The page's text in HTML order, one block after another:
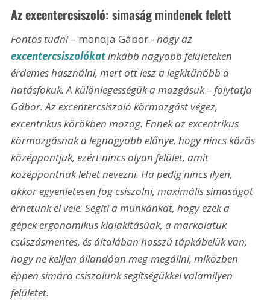
Az excentercsiszoló: simaság mindenek felett
Fontos tudni – mondja Gábor - hogy az
excentercsiszolókat inkább nagyobb felületeken
érdemes használni, mert ott lesz a legkitűnőbb a
hatásfokuk. A különlegességük a mozgásuk – folytatja
Gábor. Az excentercsiszoló körmozgást végez,
excentrikus körökben mozog. Ennek az excentrikus
körmozgásnak a legnagyobb előnye, hogy nincs közös
középpontjuk, ezért nincs olyan felület, amit
középpontnak lehet nevezni. Ha pedig nincs ilyen,
akkor egyenletesen fog csiszolni, maximális simaságot
érhetünk el vele. Segíti a munkánkat, hogy ezek a
gépek ergonomikus kialakításúak, a markolatuk
csúszásmentes, és általában hosszú tápkábelük van,
hogy ne kelljen állandóan meg-megállni, miközben
éppen simára csiszolunk segítségükkel valamilyen
felületet.